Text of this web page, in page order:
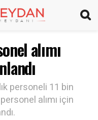
alımı
personeli 11 bin
alımı için